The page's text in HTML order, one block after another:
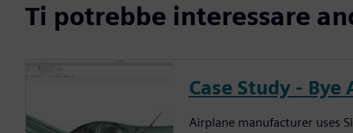
Ti potrebbe interessare
Case Study - Bye
Airplane manufacturer uses